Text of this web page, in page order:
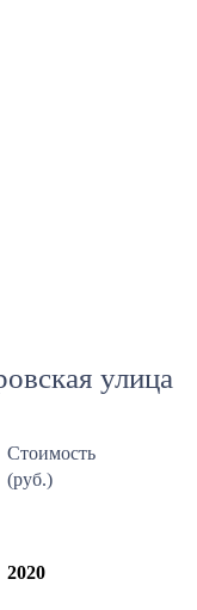
улица
Стоимость
(руб.)
2020